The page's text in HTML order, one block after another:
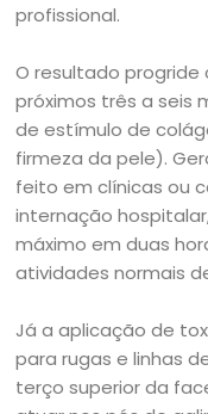
profissional.
O resultado
próximos três a seis
de estímulo de
firmeza da pele).
feito em clínicas ou
internação
máximo em duas
atividades normais
Já a aplicação de
para rugas e linhas
terço superior da